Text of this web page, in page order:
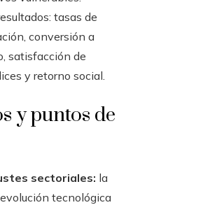
tasas de
conversión a
satisfacción de
y retorno social.
y puntos de
sectoriales: la
tecnológica